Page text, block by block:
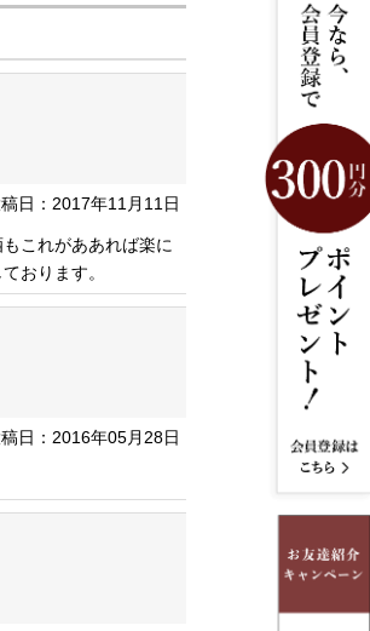
日：2017年11月11日
これがああれば楽に
おります。
日：2016年05月28日